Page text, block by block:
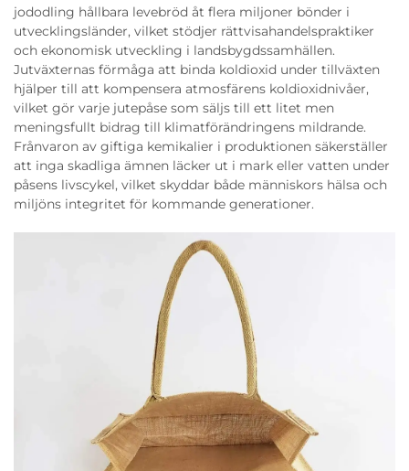
jododling hållbara levebröd åt flera miljoner bönder i
utvecklingsländer, vilket stödjer rättvisahandelspraktiker
och ekonomisk utveckling i landsbygdssamhällen.
Jutväxternas förmåga att binda koldioxid under tillväxten
hjälper till att kompensera atmosfärens koldioxidnivåer,
vilket gör varje jutepåse som säljs till ett litet men
meningsfullt bidrag till klimatförändringens mildrande.
Frånvaron av giftiga kemikalier i produktionen säkerställer
att inga skadliga ämnen läcker ut i mark eller vatten under
påsens livscykel, vilket skyddar både människors hälsa och
miljöns integritet för kommande generationer.